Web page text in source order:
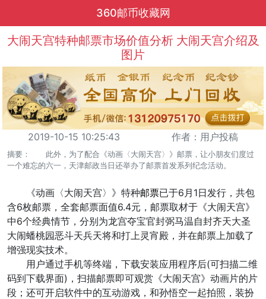
360邮币收藏网
大闹天宫特种邮票市场价值分析 大闹天宫介绍及
图片
2019-10-15 10:25:43 作者：用户投稿
摘要： 此外，为了配合《动画〈大闹天宫〉》邮票，让小朋友们度过
一个难忘的六一，天津邮政当日还举办了邮票首发系列纪念活动。
《动画〈大闹天宫〉》特种邮票已于6月1日发行，共包
含6枚邮票，全套邮票面值6.4元，邮票取材于《大闹天宫》
中6个经典情节，分别为龙宫夺宝官封弼马温自封齐天大圣
大闹蟠桃园恶斗天兵天将和打上灵宵殿，并在邮票上加载了
增强现实技术。
用户通过手机等终端，下载安装应用程序后(可扫描二维
码到下载界面)，扫描邮票即可观赏《大闹天宫》动画片的片
段；还可开启软件中的互动游戏，和孙悟空一起拍照，装扮